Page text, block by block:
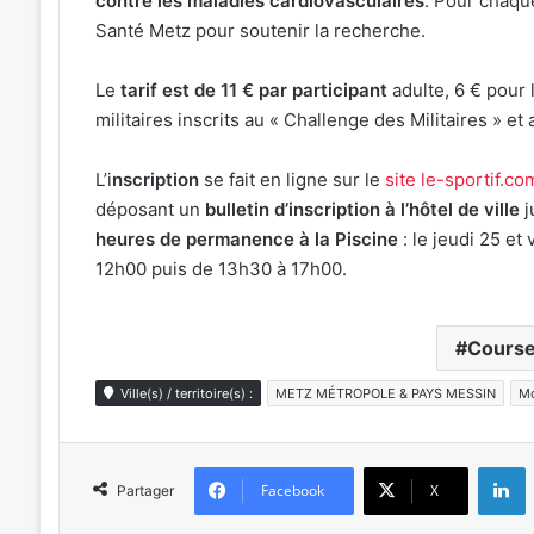
Santé Metz pour soutenir la recherche.
Le tarif est de 11 € par participantadulte, 6 € pour
militaires inscrits au « Challenge des Militaires » et
L’inscriptionse fait en ligne sur le site le-
déposant un bulletin d’inscription à l’hôtel de ville
heures de permanence à la Piscine: le jeudi 25 et
12h00 puis de 13h30 à 17h00.
Course
Ville(s) / territoire(s) : METZ MÉTROPOLE & PAYS MESSIN
Partager Facebook X